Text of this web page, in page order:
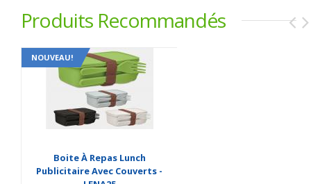
Produits Recommandés
NOUVEAU!
Boite À Repas Lunch
Publicitaire Avec Couverts -